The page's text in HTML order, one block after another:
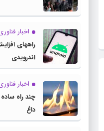
اخبار
راههای
اندرویدی
اخبار
چند راه‌
داغ